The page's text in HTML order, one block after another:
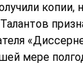
копии,
мере